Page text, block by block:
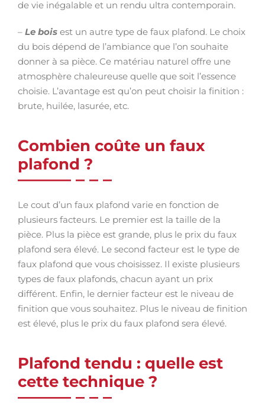
de vie inégalable et un rendu ultra contemporain.
– Le bois est un autre type de faux plafond. Le choix
du bois dépend de l’ambiance que l’on souhaite
donner à sa pièce. Ce matériau naturel offre une
atmosphère chaleureuse quelle que soit l’essence
choisie. L’avantage est qu’on peut choisir la finition :
brute, huilée, lasurée, etc.
Combien coûte un faux
plafond ?
Le cout d’un faux plafond varie en fonction de
plusieurs facteurs. Le premier est la taille de la
pièce. Plus la pièce est grande, plus le prix du faux
plafond sera élevé. Le second facteur est le type de
faux plafond que vous choisissez. Il existe plusieurs
types de faux plafonds, chacun ayant un prix
différent. Enfin, le dernier facteur est le niveau de
finition que vous souhaitez. Plus le niveau de finition
est élevé, plus le prix du faux plafond sera élevé.
Plafond tendu : quelle est
cette technique ?